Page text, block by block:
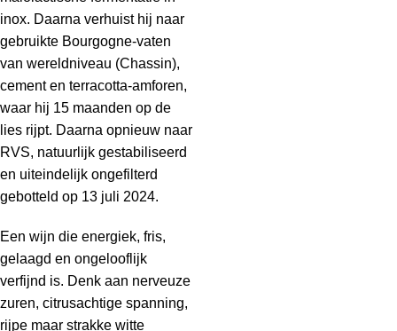
inox. Daarna verhuist hij naar
gebruikte Bourgogne-vaten
van wereldniveau (Chassin),
cement en terracotta-amforen,
waar hij 15 maanden op de
lies rijpt. Daarna opnieuw naar
RVS, natuurlijk gestabiliseerd
en uiteindelijk ongefilterd
gebotteld op 13 juli 2024.
Een wijn die energiek, fris,
gelaagd en ongelooflijk
verfijnd is. Denk aan nerveuze
zuren, citrusachtige spanning,
rijpe maar strakke witte